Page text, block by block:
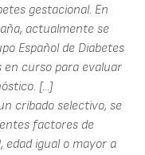
gestacional. En
actualmente se
Español de Diabetes
en curso para evaluar
[...]
cribado selectivo, se
factores de
edad igual o mayor a